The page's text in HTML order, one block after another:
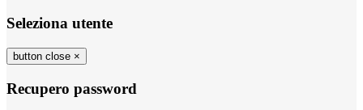
Seleziona utente
button close ×
Recupero password